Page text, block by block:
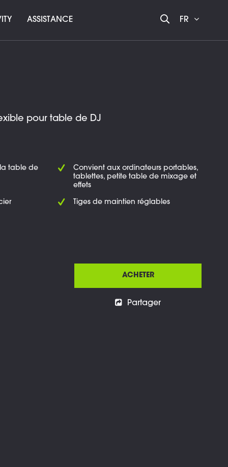
ASSISTANCE FR
pour table de DJ
table de
Convient aux ordinateurs portables,
tablettes, petite table de mixage et
effets
Tiges de maintien réglables
ACHETER
Partager